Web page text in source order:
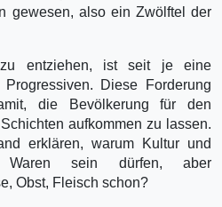
gewesen, also ein Zwölftel der
entziehen, ist seit je eine
Diese Forderung
die Bevölkerung für den
aufkommen zu lassen.
erklären, warum Kultur und
Waren sein dürfen, aber
Obst, Fleisch schon?